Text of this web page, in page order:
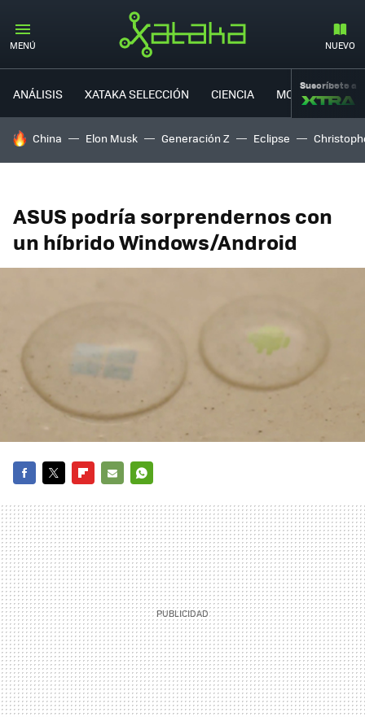
MENÚ NUEVO
ANÁLISIS XATAKA SELECCIÓN CIENCIA MOVILIDAD
Suscríbete a
HOY SE HABLA DE
China Elon Musk Generación Z Eclipse
ASUS podría sorprendernos con
un híbrido Windows/Android
MAIL